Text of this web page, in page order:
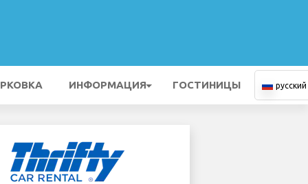
ИНФОРМАЦИЯ ГОСТИНИЦЫ русский